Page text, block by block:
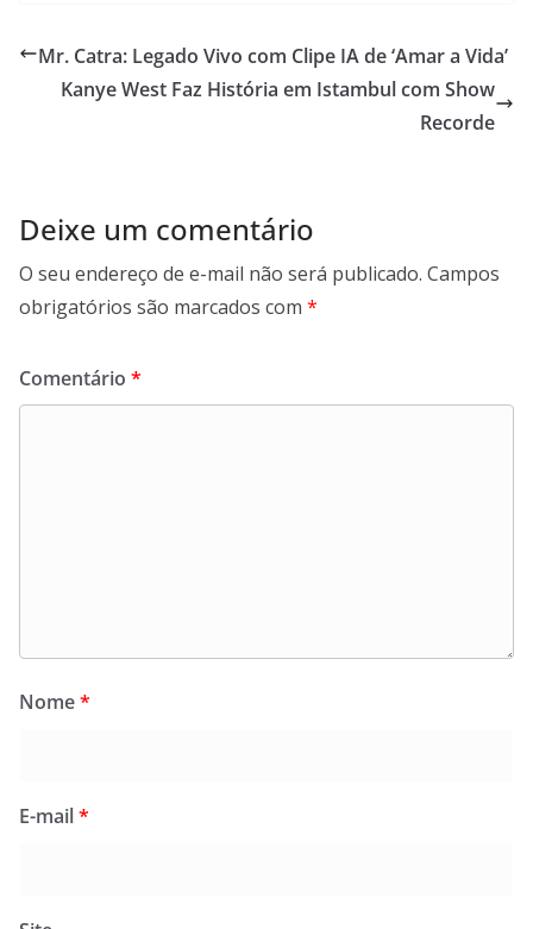
Mr. Catra: Legado Vivo com Clipe IA de ‘Amar a Vida’
Kanye West Faz História em Istambul com Show
Recorde
Deixe um comentário
O seu endereço de e-mail não será publicado. Campos
obrigatórios são marcados com *
Comentário *
Nome*
E-mail*